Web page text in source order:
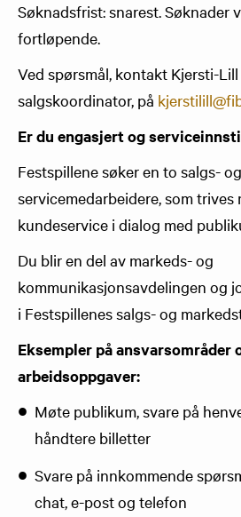
Søknadsfrist: snarest. Søknader
fortløpende.
Ved spørsmål, kontakt Kjersti-
salgskoordinator, på
Er du engasjert og
Festspillene søker en to salgs- og
servicemedarbeidere, som trives
kundeservice i dialog med
Du blir en del av markeds- og
kommunikasjonsavdelingen og
i Festspillenes salgs- og
Eksempler på ansvarsområder
arbeidsoppgaver:
Møte publikum, svare på
håndtere billetter
Svare på innkommende
chat, e-post og telefon